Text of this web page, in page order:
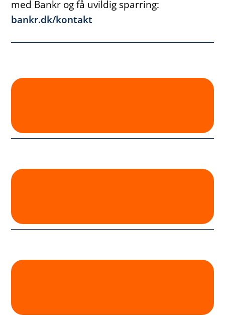
med Bankr og få uvildig sparring:
bankr.dk/kontakt